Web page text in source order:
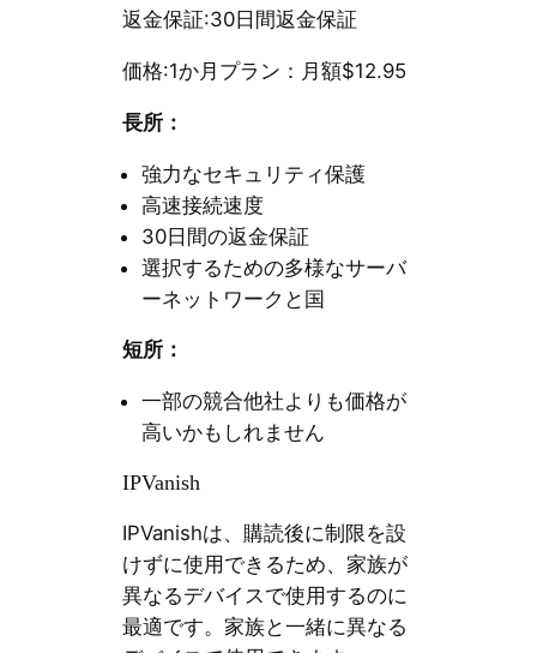
返金保証:30日間返金保証
価格:1か月プラン：月額$12.95
長所：
強力なセキュリティ保護
高速接続速度
30日間の返金保証
選択するための多様なサーバ
ーネットワークと国
短所：
一部の競合他社よりも価格が
高いかもしれません
IPVanish
IPVanishは、購読後に制限を設
けずに使用できるため、家族が
異なるデバイスで使用するのに
最適です。家族と一緒に異なる